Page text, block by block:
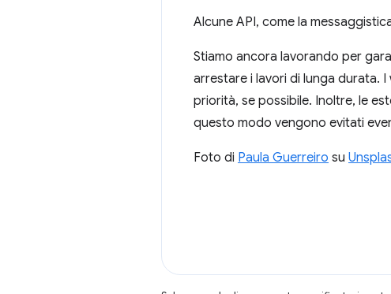
Alcune API, come la
Stiamo ancora lavorando per
arrestare i lavori di lunga durata.
priorità, se possibile. Inoltre, le
questo modo vengono evitati
Foto di Paula Guerreiro su